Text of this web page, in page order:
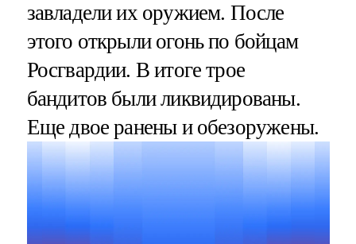
завладели их оружием. После
этого открыли огонь по бойцам
Росгвардии. В итоге трое
бандитов были ликвидированы.
Еще двое ранены и обезоружены.